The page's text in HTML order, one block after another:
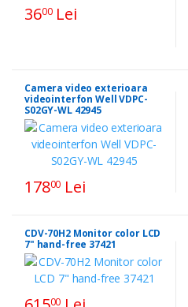
3600Lei
Camera video exterioara
videointerfon Well VDPC-
S02GY-WL 42945
17800 Lei
CDV-70H2 Monitor color LCD
7" hand-free 37421
00